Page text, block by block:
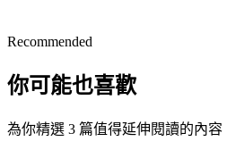
Recommended
你可能也喜歡
為你精選 3 篇值得延伸閱讀的內容